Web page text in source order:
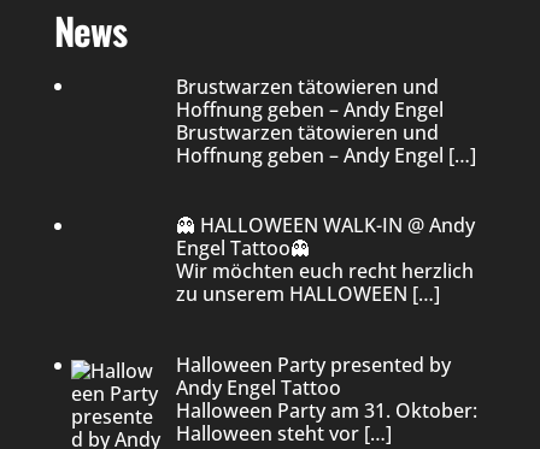
News
Brustwarzen tätowieren und
Hoffnung geben – Andy Engel
Brustwarzen tätowieren und
Hoffnung geben – Andy Engel […]
👻 HALLOWEEN WALK-IN @ Andy
Engel Tattoo👻
Wir möchten euch recht herzlich
zu unserem HALLOWEEN […]
Halloween Party presented by
Andy Engel Tattoo
Halloween Party am 31. Oktober:
Halloween steht vor […]